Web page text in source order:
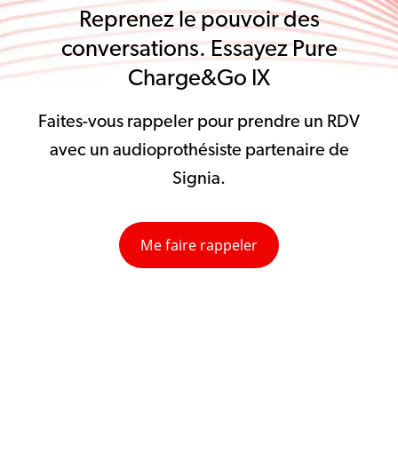
Reprenez le pouvoir des
conversations. Essayez Pure
Charge&Go IX
Faites-vous rappeler pour prendre un RDV
avec un audioprothésiste partenaire de
Signia.
Me faire rappeler